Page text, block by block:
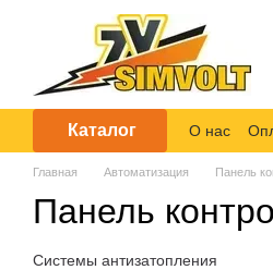
Перейти к основному контенту
Каталог О нас
Главная Автоматизация Панель
Панель
Системы антизатопления